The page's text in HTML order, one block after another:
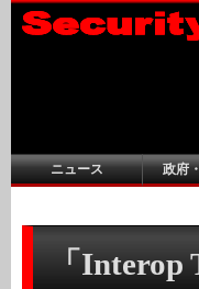
ニュース 政府
「